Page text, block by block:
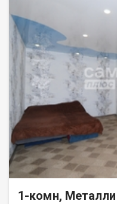
1-комн,